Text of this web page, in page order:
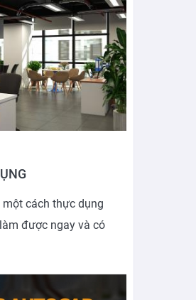
cách thực dụng
được ngay và có